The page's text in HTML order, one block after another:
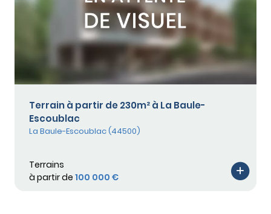
Terrain à partir de 230m² à La Baule-
Escoublac
La Baule-Escoublac (44500)
Terrains
à partir de 100 000 €